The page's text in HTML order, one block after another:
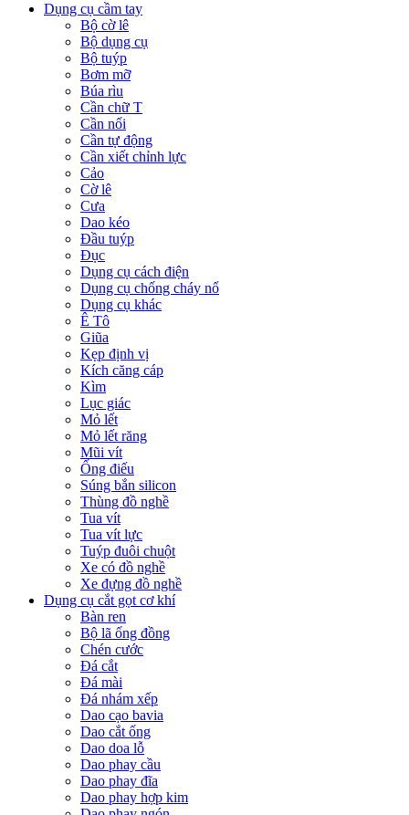
Dụng cụ cầm tay
Bộ cờ lê
Bộ dụng cụ
Bộ tuýp
Bơm mỡ
Búa rìu
Cần chữ T
Cần nối
Cần tự động
Cần xiết chỉnh lực
Cảo
Cờ lê
Cưa
Dao kéo
Đầu tuýp
Đục
Dụng cụ cách điện
Dụng cụ chống cháy nổ
Dụng cụ khác
Ê Tô
Giũa
Kẹp định vị
Kích căng cáp
Kìm
Lục giác
Mỏ lết
Mỏ lết răng
Mũi vít
Ống điếu
Súng bắn silicon
Thùng đồ nghề
Tua vít
Tua vít lực
Tuýp đuôi chuột
Xe có đồ nghề
Xe đựng đồ nghề
Dụng cụ cắt gọt cơ khí
Bàn ren
Bộ lã ống đồng
Chén cước
Đá cắt
Đá mài
Đá nhám xếp
Dao cạo bavia
Dao cắt ống
Dao doa lỗ
Dao phay cầu
Dao phay đĩa
Dao phay hợp kim